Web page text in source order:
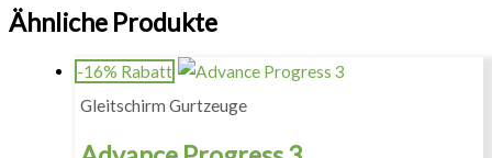
Ähnliche Produkte
-16% Rabatt
Gleitschirm Gurtzeuge